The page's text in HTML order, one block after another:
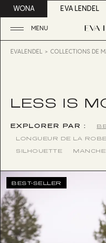
WONA EVA LENDEL
MENU
EVALENDEL COLLECTIONS DE
LESS IS
EXPLORER PAR :
LONGUEUR DE LA ROBE
SILHOUETTE
BEST-SELLER